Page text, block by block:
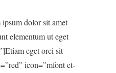
dolor sit amet
elementum ut eget
eget orci sit
icon=”mfont et-